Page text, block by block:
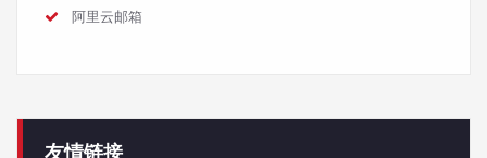
阿里云邮箱
友情链接